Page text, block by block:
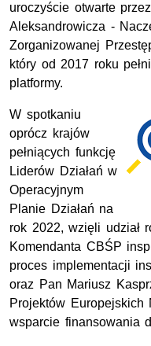
uroczyście otwarte
Aleksandrowicza -
Zorganizowanej
który od 2017 roku
platformy.
W spotkaniu
oprócz krajów
pełniących funkcję
Liderów Działań w
Operacyjnym
Planie Działań na
rok 2022, wzięli udział
Komendanta CBŚP
proces implementacji
oraz Pan Mariusz
Projektów Europejskich
wsparcie finansowania